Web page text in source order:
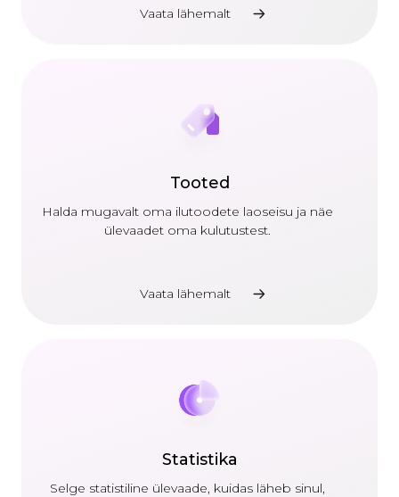
Vaata lähemalt
Tooted
Halda mugavalt oma ilutoodete laoseisu ja näe
ülevaadet oma kulutustest.
Vaata lähemalt
Statistika
Selge statistiline ülevaade, kuidas läheb sinul,